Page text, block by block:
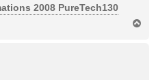
2008 PureTech130